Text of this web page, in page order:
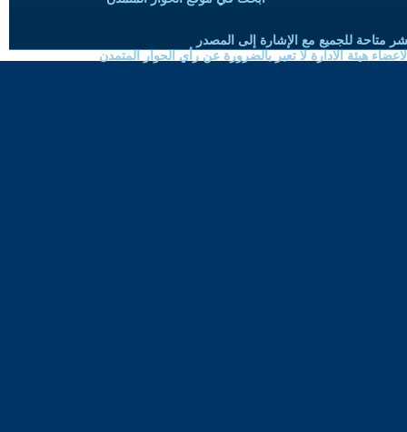
متاحة للجميع مع الإشارة إلى المصدر
هيئة الادارة لا تعبر بالضرورة عن رأي الحوار المتمدن